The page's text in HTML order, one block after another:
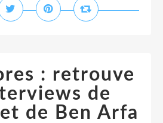
: retrouve
de
de Ben Arfa